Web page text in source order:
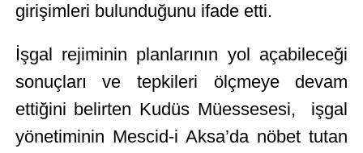
girişimleri bulunduğunu ifade etti.
İşgal rejiminin planlarının yol açabileceği
sonuçları ve tepkileri ölçmeye devam
ettiğini belirten Kudüs Müessesesi, işgal
yönetiminin Mescid-i Aksa’da nöbet tutan